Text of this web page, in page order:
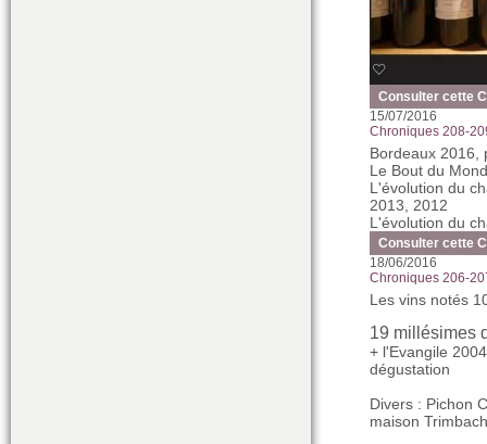
Consulter cette
15/07/2016
Chroniques 208-
Bordeaux 2016,
Le Bout du
L'évolution du
2013, 2012
L'évolution du
Consulter cette
18/06/2016
Chroniques 206-
Les vins notés
19 millésimes
+ l'Evangile
dégustation
Divers : Pichon
maison